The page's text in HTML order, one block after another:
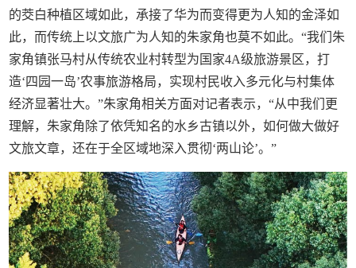
的茭白种植区域如此，承接了华为而变得更为人知的金泽如
此，而传统上以文旅广为人知的朱家角也莫不如此。“我们朱
家角镇张马村从传统农业村转型为国家4A级旅游景区，打
造‘四园一岛’农事旅游格局，实现村民收入多元化与村集体
经济显著壮大。”朱家角相关方面对记者表示，“从中我们更
理解，朱家角除了依凭知名的水乡古镇以外，如何做大做好
文旅文章，还在于全区域地深入贯彻‘两山论’。”